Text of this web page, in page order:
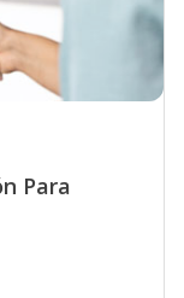
Para